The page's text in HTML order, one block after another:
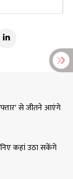
से जीतने आएंगे
कहां उठा सकेंगे